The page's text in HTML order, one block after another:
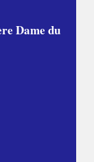
Dame du